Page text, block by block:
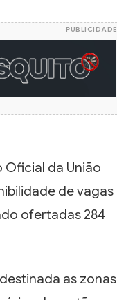
PUBLICIDADE
Oficial da União
de vagas
ofertadas 284
as zonas